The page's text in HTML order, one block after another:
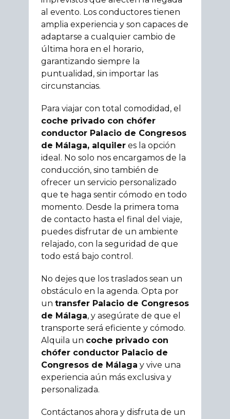
al evento. Los conductores tienen
amplia experiencia y son capaces de
adaptarse a cualquier cambio de
última hora en el horario,
garantizando siempre la
puntualidad, sin importar las
circunstancias.
Para viajar con total comodidad, el
coche privado con chófer
conductor Palacio de Congresos
de Málaga, alquiler es la opción
ideal. No solo nos encargamos de la
conducción, sino también de
ofrecer un servicio personalizado
que te haga sentir cómodo en todo
momento. Desde la primera toma
de contacto hasta el final del viaje,
puedes disfrutar de un ambiente
relajado, con la seguridad de que
todo está bajo control.
No dejes que los traslados sean un
obstáculo en la agenda. Opta por
un transfer Palacio de Congresos
de Málaga, y asegúrate de que el
transporte será eficiente y cómodo.
Alquila un coche privado con
chófer conductor Palacio de
Congresos de Málaga y vive una
experiencia aún más exclusiva y
personalizada.
Contáctanos ahora y disfruta de un